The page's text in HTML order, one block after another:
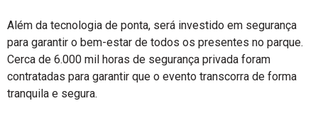
Além da tecnologia de ponta, será investido em segurança
para garantir o bem-estar de todos os presentes no parque.
Cerca de 6.000 mil horas de segurança privada foram
contratadas para garantir que o evento transcorra de forma
tranquila e segura.